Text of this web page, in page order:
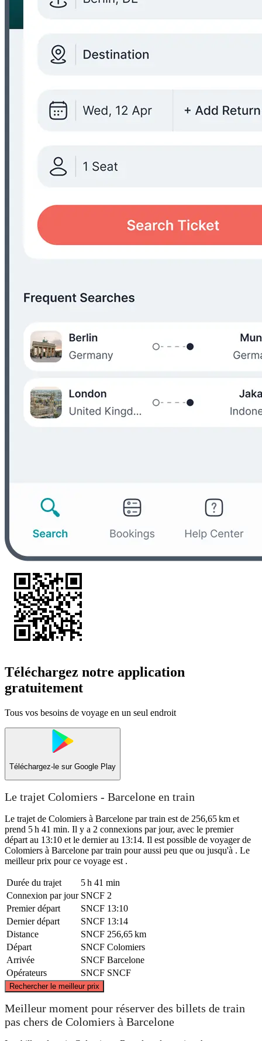
Téléchargez notre application
gratuitement
Tous vos besoins de voyage en un seul endroit
Téléchargez-le sur Google Play
Le trajet Colomiers - Barcelone en train
Le trajet de Colomiers à Barcelone par train est de 256,65 km et
prend 5 h 41 min. Il y a 2 connexions par jour, avec le premier
départ au 13:10 et le dernier au 13:14. Il est possible de voyager de
Colomiers à Barcelone par train pour aussi peu que ou jusqu'à . Le
meilleur prix pour ce voyage est .
Durée du trajet
5 h 41 min
Connexion par jour SNCF 2
Premier départ
SNCF 13:10
Dernier départ
SNCF 13:14
Distance
SNCF 256,65 km
Départ
SNCF Colomiers
Arrivée
SNCF Barcelone
Opérateurs
SNCF SNCF
Rechercher le meilleur prix
Meilleur moment pour réserver des billets de train
pas chers de Colomiers à Barcelone